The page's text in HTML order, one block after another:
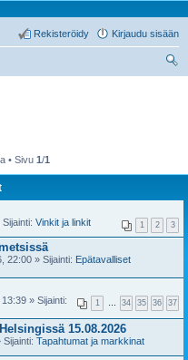
Kirjaudu sisään
Rekisteröidy
• Sivu 1/1
1 2 3
Vinkit ja linkit
22:00 » Sijainti: Epätavalliset
1 34 35 36 37
» Sijainti:
15.08.2026
Tapahtumat ja markkinat